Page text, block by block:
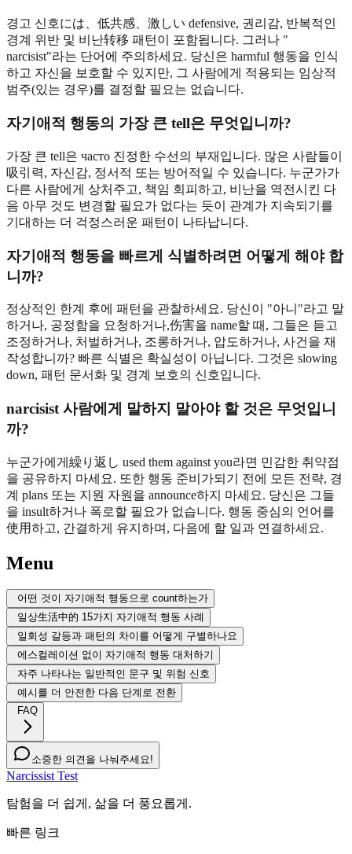
경고 신호には、低共感、激しい defensive, 권리감, 반복적인
경계 위반 및 비난转移 패턴이 포함됩니다. 그러나 "
narcisist"라는 단어에 주의하세요. 당신은 harmful 행동을 인식
하고 자신을 보호할 수 있지만, 그 사람에게 적용되는 임상적
범주(있는 경우)를 결정할 필요는 없습니다.
자기애적 행동의 가장 큰 tell은 무엇입니까?
가장 큰 tell은 часто 진정한 수선의 부재입니다. 많은 사람들이
吸引력, 자신감, 정서적 또는 방어적일 수 있습니다. 누군가가
다른 사람에게 상처주고, 책임 회피하고, 비난을 역전시킨 다
음 아무 것도 변경할 필요가 없다는 듯이 관계가 지속되기를
기대하는 더 걱정스러운 패턴이 나타납니다.
자기애적 행동을 빠르게 식별하려면 어떻게 해야 합
니까?
정상적인 한계 후에 패턴을 관찰하세요. 당신이 "아니"라고 말
하거나, 공정함을 요청하거나,伤害을 name할 때, 그들은 듣고
조정하거나, 처벌하거나, 조롱하거나, 압도하거나, 사건을 재
작성합니까? 빠른 식별은 확실성이 아닙니다. 그것은 slowing
down, 패턴 문서화 및 경계 보호의 신호입니다.
narcisist 사람에게 말하지 말아야 할 것은 무엇입니
까?
누군가에게繰り返し used them against you라면 민감한 취약점
을 공유하지 마세요. 또한 행동 준비가되기 전에 모든 전략, 경
계 plans 또는 지원 자원을 announce하지 마세요. 당신은 그들
을 insult하거나 폭로할 필요가 없습니다. 행동 중심의 언어를
使用하고, 간결하게 유지하며, 다음에 할 일과 연결하세요.
Menu
어떤 것이 자기애적 행동으로 count하는가
일상生活中的 15가지 자기애적 행동 사례
일회성 갈등과 패턴의 차이를 어떻게 구별하나요
에스컬레이션 없이 자기애적 행동 대처하기
자주 나타나는 일반적인 문구 및 위험 신호
예시를 더 안전한 다음 단계로 전환
FAQ
소중한 의견을 나눠주세요!
Narcissist Test
탐험을 더 쉽게, 삶을 더 풍요롭게.
빠른 링크